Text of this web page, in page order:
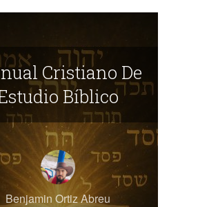
Cristiano De
Bíblico
Benjamin Ortiz Abreu